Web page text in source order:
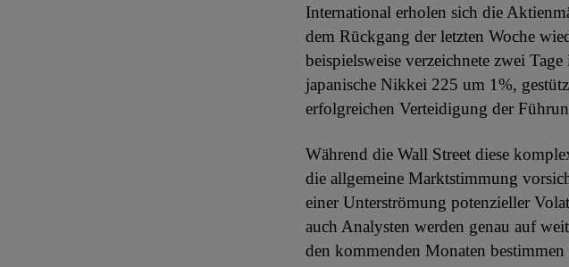
International erholen sich die
dem Rückgang der letzten Woche
beispielsweise verzeichnete zwei
japanische Nikkei 225 um 1%,
erfolgreichen Verteidigung der
Während die Wall Street diese
die allgemeine Marktstimmung
einer Unterströmung potenzieller
auch Analysten werden genau auf
den kommenden Monaten